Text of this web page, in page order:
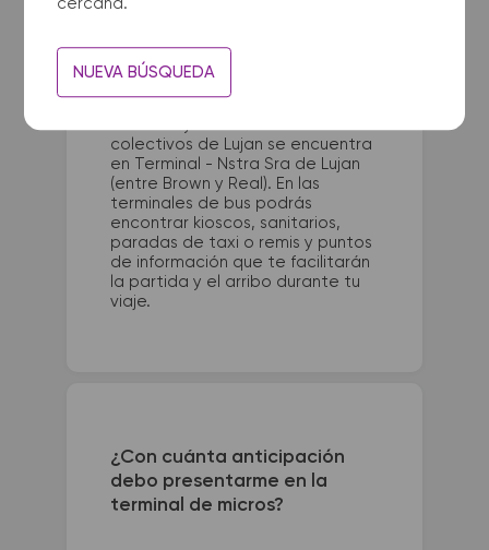
cercana.
NUEVA BÚSQUEDA
Teresita a Lujan?
La terminal de ómnibus de Santa
colectivos de Lujan se encuentra
en Terminal - Nstra Sra de Lujan
(entre Brown y Real). En las
terminales de bus podrás
encontrar kioscos, sanitarios,
paradas de taxi o remis y puntos
de información que te facilitarán
la partida y el arribo durante tu
viaje.
¿Con cuánta anticipación
debo presentarme en la
terminal de micros?